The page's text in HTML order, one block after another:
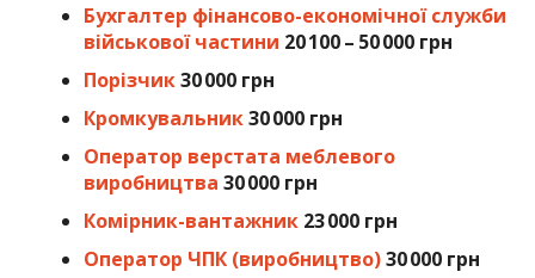
Бухгалтер фінансово-економічної служби
військової частини 20 100 – 50 000 грн
Порізчик 30 000 грн
Кромкувальник 30 000 грн
Оператор верстата меблевого
виробництва 30 000 грн
Комірник-вантажник23 000 грн
Оператор ЧПК (виробництво) 30 000 грн